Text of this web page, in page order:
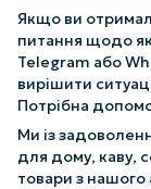
Якщо ви
питання щодо
Telegram або
вирішити
Потрібна
Ми із
для дому, каву,
товари з нашого